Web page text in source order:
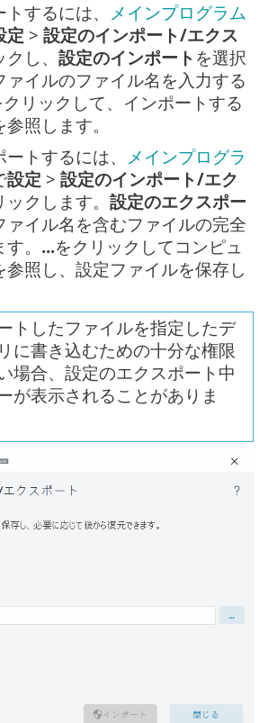
するには、 メインプログラム
定 > 設定のインポート/エクス
し、 設定のインポート を選択
ァイルのファイル名を入力する
リックして、インポートする
照します。
トするには、 メインプログラ
設定 > 設定のインポート/エク
クします。 設定のエクスポー
ァイル名を含むファイルの完全
。 ...をクリックしてコンピュ
参照し、設定ファイルを保存し
トしたファイルを指定したデ
に書き込むための十分な権限
場合、設定のエクスポート中
が表示されることがありま